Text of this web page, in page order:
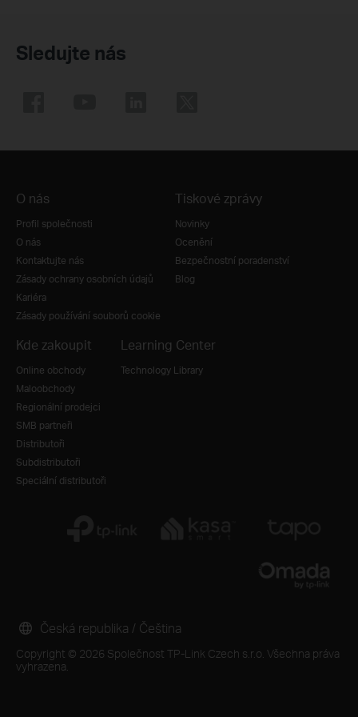
Sledujte nás
O nás
Profil společnosti
O nás
Kontaktujte nás
Zásady ochrany osobních údajů
Kariéra
Zásady používání souborů cookie
Tiskové zprávy
Novinky
Ocenění
Bezpečnostní poradenství
Blog
Kde zakoupit
Online obchody
Maloobchody
Regionální prodejci
SMB partneři
Distributoři
Subdistributoři
Speciální distributoři
Learning Center
Technology Library
Copyright © 2026 Společnost TP-Link Czech s.r.o. Všechna práva
vyhrazena.
Česká republika / Čeština